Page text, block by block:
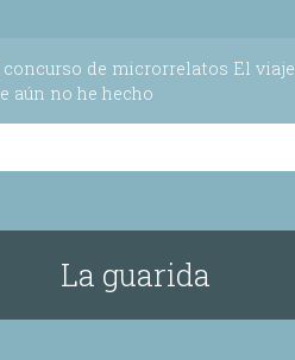
de microrrelatos El viaje
aún no he hecho
La guarida